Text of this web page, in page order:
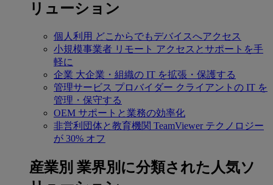
リューション
個人利用 どこからでもデバイスへアクセス
小規模事業者 リモート アクセスとサポートを手
軽に
企業 大企業・組織の IT を拡張・保護する
管理サービス プロバイダー クライアントの IT を
管理・保守する
OEM サポートと業務の効率化
非営利団体と教育機関 TeamViewer テクノロジー
が 30% オフ
産業別 業界別に分類された人気ソ